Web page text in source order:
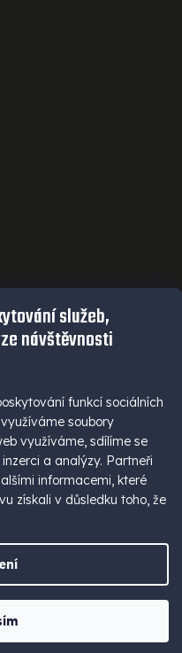
služeb,
návštěvnosti
funkcí sociálních
soubory
využíváme, sdílíme se
a analýzy. Partneři
informacemi, které
získali v důsledku toho, že
práva vyhrazena.